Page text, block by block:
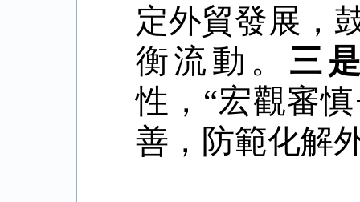
定外貿發展，
衡流動。 三
性， “宏觀審慎
善，防範化解